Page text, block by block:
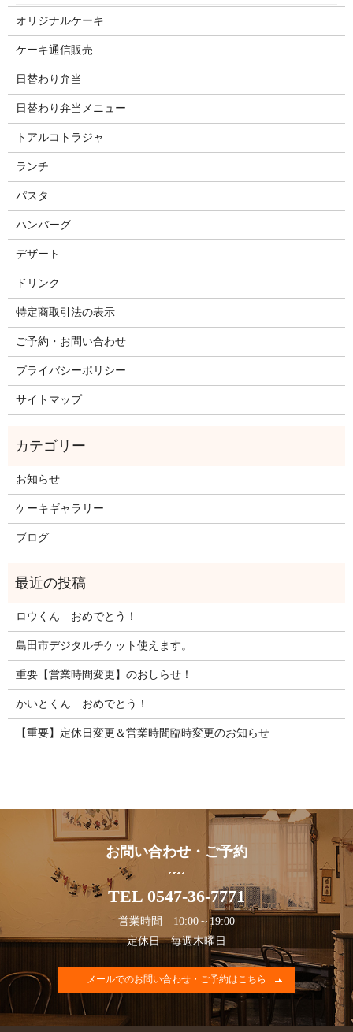
オリジナルケーキ
ケーキ通信販売
日替わり弁当
日替わり弁当メニュー
トアルコトラジャ
ランチ
パスタ
ハンバーグ
デザート
ドリンク
特定商取引法の表示
ご予約・お問い合わせ
プライバシーポリシー
サイトマップ
お知らせ
ケーキギャラリー
ブログ
ロウくん おめでとう！
島田市デジタルチケット使えます。
重要【営業時間変更】のおしらせ！
かいとくん おめでとう！
【重要】定休日変更＆営業時間臨時変更のお知らせ
お問い合わせ・ご予約
TEL 0547-36-7771
営業時間 10:00～19:00
定休日 毎週木曜日
メールでのお問い合わせ・ご予約はこちら